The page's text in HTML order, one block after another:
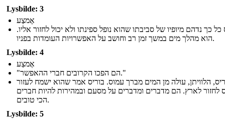
Lysbilde: 3
אֶמצַע
כל כך נדהם מיופיו של סביבתו שהוא נופל ספינתו ולא יכול לחזור אליו.
הוא מהלך מים במשך זמן רב וחושב על האפשרויות העומדות בפניו.
Lysbilde: 4
אֶמצַע
"הם הפכו הקרובים חברי ההאפשר."
הלוויתן, עולה מן המים מברך עמוס. בוריס אמר שהוא ישמח לעזור
לחזור לארץ. הם מדברים ומדברים על מסעם ובמהירות להיות חברים
הכי טובים.
Lysbilde: 5